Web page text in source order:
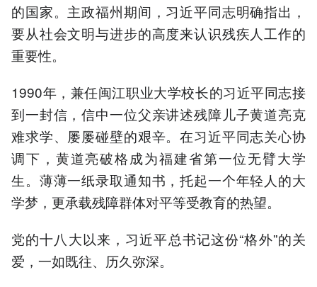
的国家。主政福州期间，习近平同志明确指出，
要从社会文明与进步的高度来认识残疾人工作的
重要性。
1990年，兼任闽江职业大学校长的习近平同志接
到一封信，信中一位父亲讲述残障儿子黄道亮克
难求学、屡屡碰壁的艰辛。在习近平同志关心协
调下，黄道亮破格成为福建省第一位无臂大学
生。薄薄一纸录取通知书，托起一个年轻人的大
学梦，更承载残障群体对平等受教育的热望。
党的十八大以来，习近平总书记这份“格外”的关
爱，一如既往、历久弥深。